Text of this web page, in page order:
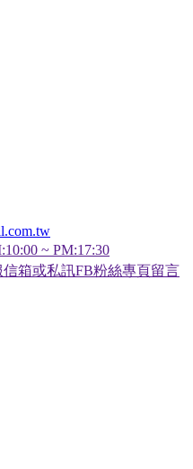
~ PM:17:30
箱或私訊FB粉絲專頁留言